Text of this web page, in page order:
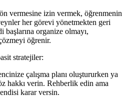
vermesine izin vermek, öğrenmenin
her görevi yönetmekten geri
organize olmayı,
öğrenir.
stratejiler:
çalışma planı oluştururken ya
hakkı verin. Rehberlik edin ama
karar versin.